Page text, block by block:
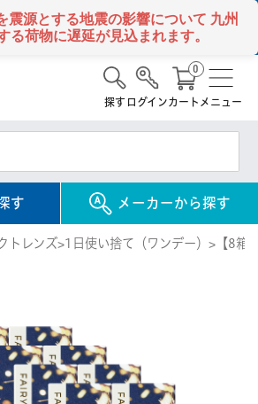
震源とする地震の影響について 九州
る荷物に遅延が見込まれます。
す メーカーから探す
探す ログインカート
0
メニュー
2週間 使い捨て
/ 1ヶ月 使い捨て
ジョンソン&ジョンソ
検 索
トレンズ 1日使い捨て（ワンデー） 【8箱